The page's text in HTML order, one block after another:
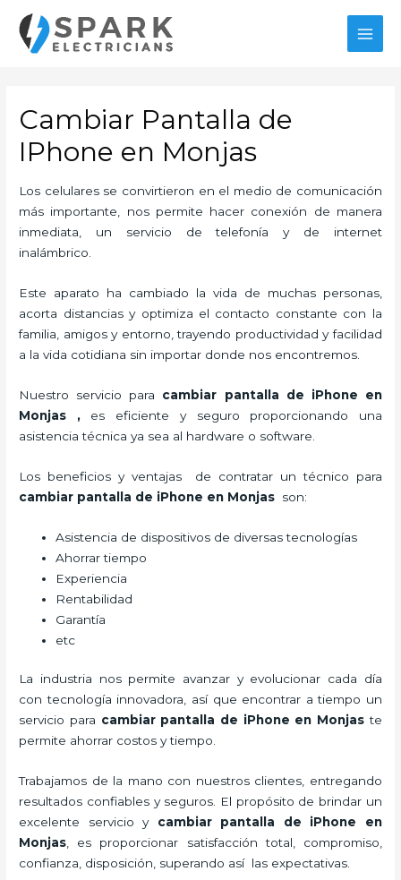
contenido
Cambiar Pantalla de
IPhone en Monjas
Los celulares se convirtieron en el medio de comunicación
más importante, nos permite hacer conexión de manera
inmediata, un servicio de telefonía y de internet
inalámbrico.
Este aparato ha cambiado la vida de muchas personas,
acorta distancias y optimiza el contacto constante con la
familia, amigos y entorno, trayendo productividad y facilidad
a la vida cotidiana sin importar donde nos encontremos.
Nuestro servicio para cambiar pantalla de iPhone en
Monjas
,es eficiente y seguro proporcionando una
asistencia técnica ya sea al hardware o software.
Los beneficios y ventajas de contratar un técnico para
cambiar pantalla de iPhone en Monjas son:
Asistencia de dispositivos de diversas tecnologías
Ahorrar tiempo
Experiencia
Rentabilidad
Garantía
etc
La industria nos permite avanzar y evolucionar cada día
con tecnología innovadora, así que encontrar a tiempo un
servicio para cambiar pantalla de iPhone en Monjas te
permite ahorrar costos y tiempo.
Trabajamos de la mano con nuestros clientes, entregando
resultados confiables y seguros. El propósito de brindar un
excelente servicio y cambiar pantalla de iPhone en
Monjas , es proporcionar satisfacción total, compromiso,
confianza, disposición, superando así las expectativas.